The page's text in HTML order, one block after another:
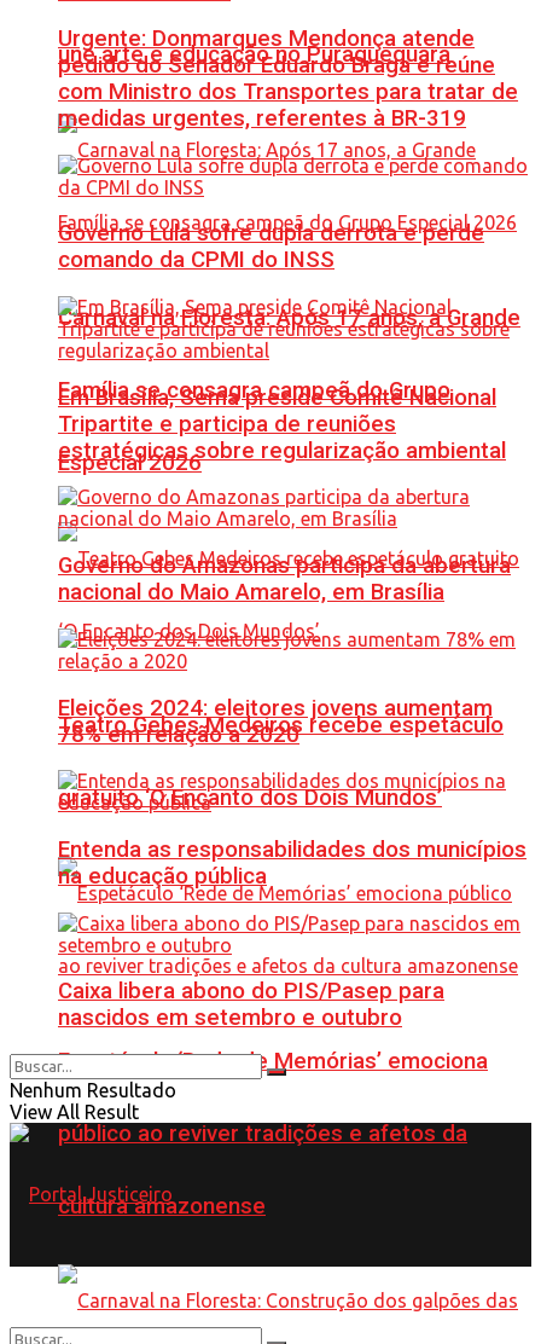
une arte e educação no Puraquequara
Carnaval na Floresta: Após 17 anos, a Grande
Família se consagra campeã do Grupo
Especial 2026
Teatro Gebes Medeiros recebe espetáculo
gratuito ‘O Encanto dos Dois Mundos’
Espetáculo ‘Rede de Memórias’ emociona
público ao reviver tradições e afetos da
cultura amazonense
Urgente: Donmarques Mendonça atende
pedido do Senador Eduardo Braga e reúne
com Ministro dos Transportes para tratar de
medidas urgentes, referentes à BR-319
Governo Lula sofre dupla derrota e perde
comando da CPMI do INSS
Em Brasília, Sema preside Comitê Nacional
Tripartite e participa de reuniões
estratégicas sobre regularização ambiental
Governo do Amazonas participa da abertura
nacional do Maio Amarelo, em Brasília
Eleições 2024: eleitores jovens aumentam
78% em relação a 2020
Entenda as responsabilidades dos municípios
na educação pública
Caixa libera abono do PIS/Pasep para
nascidos em setembro e outubro
Nenhum Resultado
View All Result